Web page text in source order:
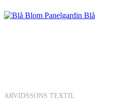
ARVIDSSONS TEXTIL